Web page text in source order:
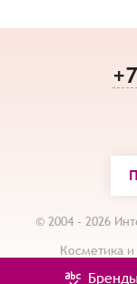
© 2004 - 2026
Косметика
Карта сайта
Бренды